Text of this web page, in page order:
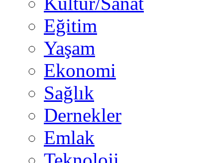
Eğitim
Yaşam
Ekonomi
Sağlık
Dernekler
Emlak